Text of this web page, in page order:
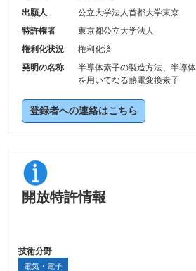
出願人
公立大学法人首都大学東京
特許権者
東京都公立大学法人
権利化状況
権利化済
発明の名称
半導体素子の製造方法、半導
を用いてなる熱電変換素子
登録者への連絡はこちら
開放特許情報
技術分野
電気・電子